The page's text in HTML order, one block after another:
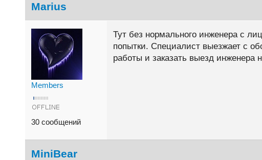
Marius
Members
30 сообщений
Тут без нормального инженера с
попытки. Специалист выезжает с
работы и заказать выезд инженера
MiniBear